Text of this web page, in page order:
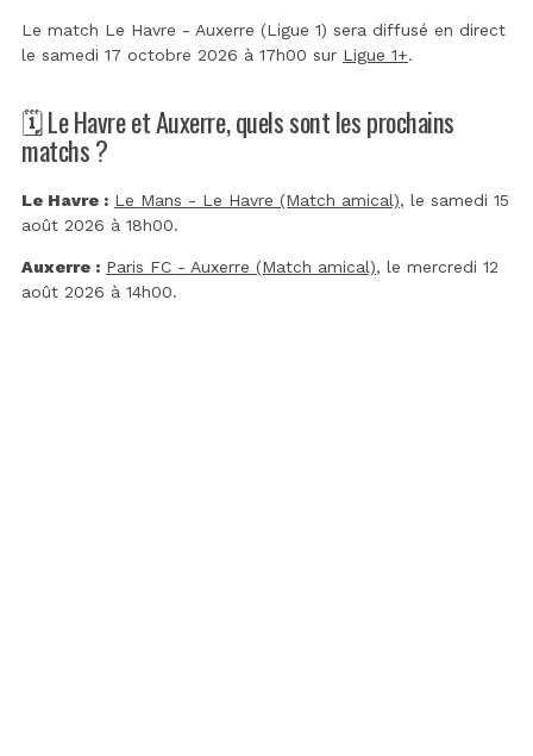
Le match Le Havre - Auxerre (Ligue 1) sera diffusé en direct
le samedi 17 octobre 2026 à 17h00 sur Ligue 1+.
🗓️ Le Havre et Auxerre, quels sont les prochains
matchs ?
Le Havre : Le Mans - Le Havre (Match amical), le samedi 15
août 2026 à 18h00.
Auxerre : Paris FC - Auxerre (Match amical), le mercredi 12
août 2026 à 14h00.